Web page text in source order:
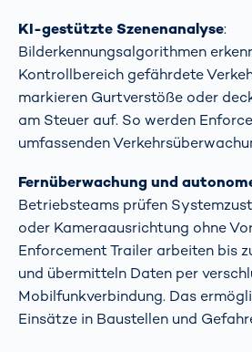
KI-gestützte Szenenanalyse:
Bilderkennungsalgorithmen
Kontrollbereich gefährdete
markieren Gurtverstöße oder
am Steuer auf. So werden
umfassenden
Fernüberwachung und
Betriebsteams prüfen
oder Kameraausrichtung ohne
Enforcement Trailer arbeiten bis
und übermitteln Daten per
Mobilfunkverbindung. Das
Einsätze in Baustellen und